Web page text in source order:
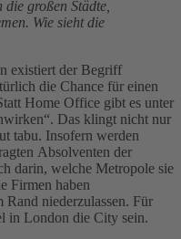
großen Städte,
Wie sieht die
existiert der Begriff
die Chance für einen
Home Office gibt es unter
Das klingt nicht nur
tabu. Insofern werden
Absolventen der
darin, welche Metropole sie
Firmen haben
Rand niederzulassen. Für
in London die City sein.